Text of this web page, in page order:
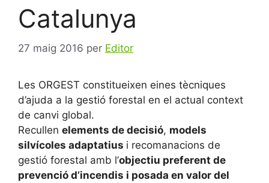
Catalunya
27 maig 2016 per Editor
Les ORGEST constitueixen eines tècniques
d’ajuda a la gestió forestal en el actual context
de canvi global.
Recullen elements de decisió, models
silvícoles adaptatius i recomanacions de
gestió forestal amb l’objectiu preferent de
prevenció d’incendis i posada en valor del